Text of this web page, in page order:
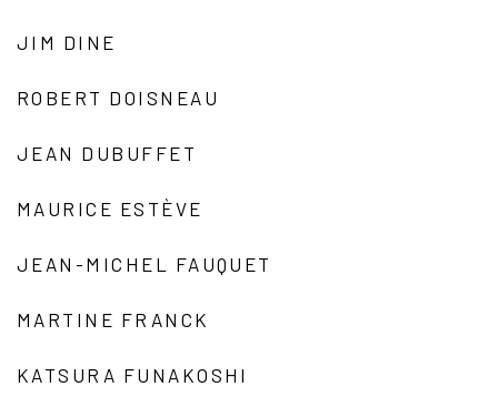
JIM DINE
ROBERT DOISNEAU
JEAN DUBUFFET
MAURICE ESTÈVE
JEAN-MICHEL FAUQUET
MARTINE FRANCK
KATSURA FUNAKOSHI